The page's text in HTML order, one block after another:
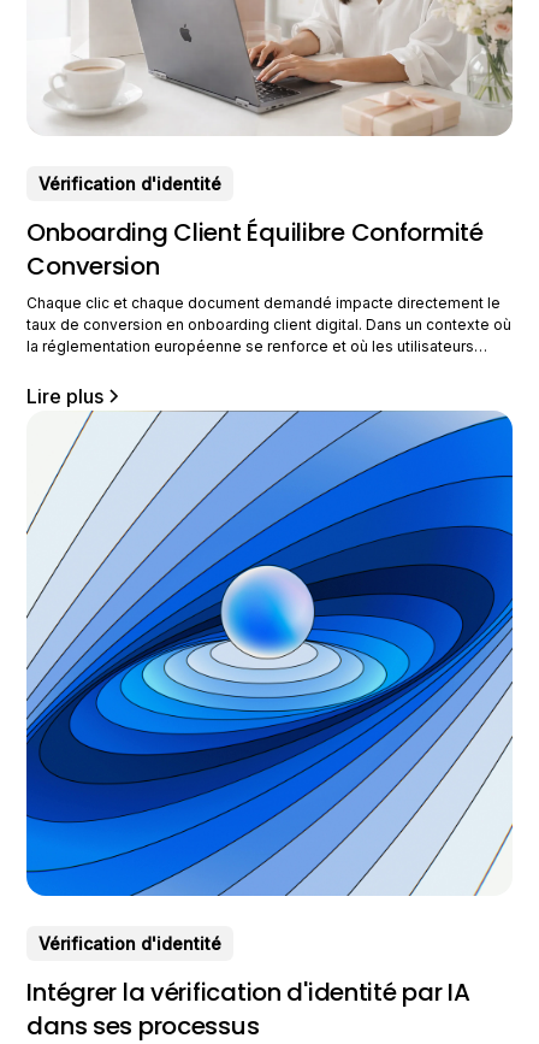
Vérification d'identité
Onboarding Client Équilibre Conformité
Conversion
Chaque clic et chaque document demandé impacte directement le
taux de conversion en onboarding client digital. Dans un contexte où
la réglementation européenne se renforce et où les utilisateurs
approche de l’intégration client. Nous sommes désormais dans une
nouvelle ère de l’onboarding, où sécurité,
Lire plus
Vérification d'identité
Intégrer la vérification d'identité par IA
dans ses processus